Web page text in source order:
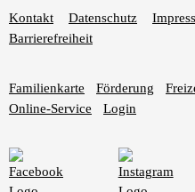
Kontakt Datenschutz
Barrierefreiheit
Familienkarte Förderung
Online-Service
Login